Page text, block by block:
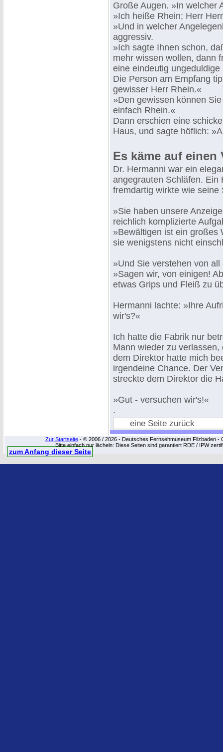
Große Augen. »In welcher
»Ich heiße Rhein; Herr
»Und in welcher
aggressiv.
»Ich sagte Ihnen schon,
mehr wissen wollen, dann
eine eindeutig ungeduldige
Die Person am Empfang
gewisser Herr Rhein.«
»Den gewissen können
einfach Rhein.«
Dann erschien eine
Haus, und sagte höflich:
Es käme auf einen
Dr. Hermanni war ein
angegrauten Schläfen. Ein
fremdartig wirkte wie seine
»Sie haben unsere
reichlich komplizierte
»Bewältigen ist ein großes
sie wenigstens nicht
»Und Sie verstehen von
»Sagen wir, von einigen!
etwas Grips und Fleiß zu
Hermanni lachte: »Ihre
wir's?«
Ich hatte die Fabrik nur
Mann wieder zu
dem Direktor hatte mich
irgendeine Chance. Der
streckte dem Direktor die
»Gut - versuchen wir's!«
.
eine Seite zurück
Zur Startseite - © 2006 / 2026 - Deutsches Fernsehmuseum Filzbaden -
Bitte einfach nur lächeln: Diese Seiten sind garantiert RDE / IPW
zum Anfang dieser Seite